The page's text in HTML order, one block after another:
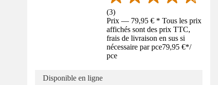
(3)
Prix — 79,95 € * Tous les prix
affichés sont des prix TTC,
frais de livraison en sus si
nécessaire par pce79,95 €*/
pce
Disponible en ligne